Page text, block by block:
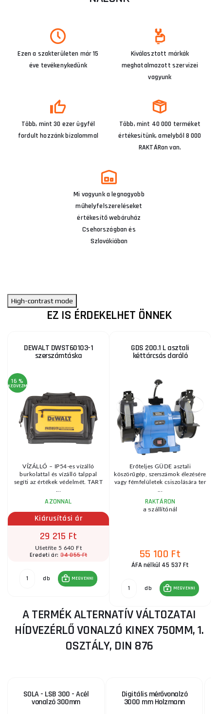
Ezen a szakterületen már 15
éve tevékenykedünk
Kiválasztott márkák
meghatalmazott szervizei
vagyunk
Több, mint 30 ezer ügyfél
fordult hozzánk bizalommal
Több, mint 40 000 terméket
értékesítünk, amelyből 8 000
RAKTÁRon van.
Mi vagyunk a legnagyobb
műhelyfelszereléseket
értékesítő webáruház
Csehországban és
Szlovákiában
High-contrast mode
EZ IS ÉRDEKELHET ÖNNEK
DEWALT DWST60103-1
szerszámtáska
16 %
KEDVEZMÉNY
VÍZÁLLÓ – IP54-es vízálló
burkolattal és vízálló talppal
segíti az értékek védelmét. TART
AZONNAL
Kiárusítási ár
29 215 Ft
Ušetříte 5 640 Ft
Eredeti ár:34 855 Ft
db MEGVENNI
GDS 200.1 L asztali
kéttárcsás daráló
Erőteljes GÜDE asztali
köszörűgép, szerszámok élezésére
vagy fémfelületek csiszolására ter
RAKTÁRON
a szállítónál
55 100 Ft
ÁFA nélkül 45 537 Ft
db MEGVENNI
A TERMÉK ALTERNATÍV VÁLTOZATAI
HÍDVEZÉRLŐ VONALZÓ KINEX 750MM, 1.
OSZTÁLY, DIN 876
SOLA - LSB 300 - Acél
vonalzó 300mm
Digitális mérővonalzó
3000 mm Holzmann